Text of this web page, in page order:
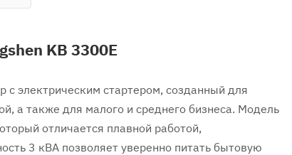
KB 3300E
с электрическим стартером, созданный для
а также для малого и среднего бизнеса. Модель
отличается плавной работой,
3 кВА позволяет уверенно питать бытовую